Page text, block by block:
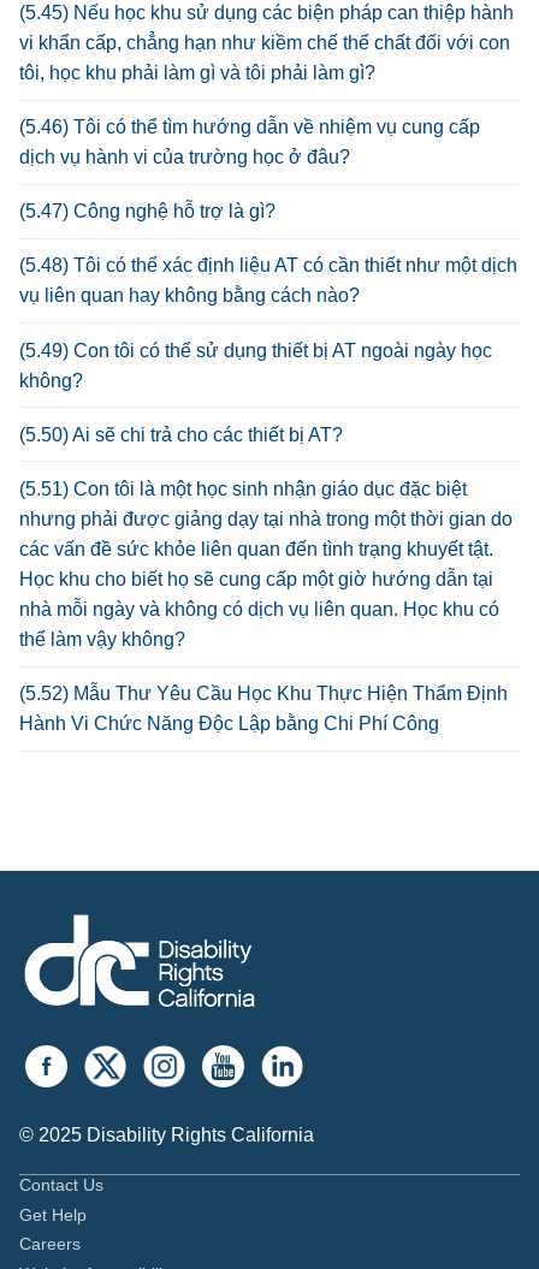
(5.45) Nếu học khu sử dụng các biện pháp can thiệp hành
vi khẩn cấp, chẳng hạn như kiềm chế thể chất đối với con
tôi, học khu phải làm gì và tôi phải làm gì?
(5.46) Tôi có thể tìm hướng dẫn về nhiệm vụ cung cấp
dịch vụ hành vi của trường học ở đâu?
(5.47) Công nghệ hỗ trợ là gì?
(5.48) Tôi có thể xác định liệu AT có cần thiết như một dịch
vụ liên quan hay không bằng cách nào?
(5.49) Con tôi có thể sử dụng thiết bị AT ngoài ngày học
không?
(5.50) Ai sẽ chi trả cho các thiết bị AT?
(5.51) Con tôi là một học sinh nhận giáo dục đặc biệt
nhưng phải được giảng dạy tại nhà trong một thời gian do
các vấn đề sức khỏe liên quan đến tình trạng khuyết tật.
Học khu cho biết họ sẽ cung cấp một giờ hướng dẫn tại
nhà mỗi ngày và không có dịch vụ liên quan. Học khu có
thể làm vậy không?
(5.52) Mẫu Thư Yêu Cầu Học Khu Thực Hiện Thẩm Định
Hành Vi Chức Năng Độc Lập bằng Chi Phí Công
© 2025 Disability Rights California
Contact Us
Get Help
Careers